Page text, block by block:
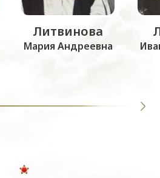
Литвинова
Мария Андреевна